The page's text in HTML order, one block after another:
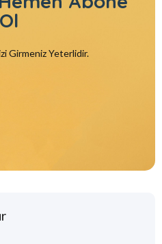
Ol
Girmeniz Yeterlidir.